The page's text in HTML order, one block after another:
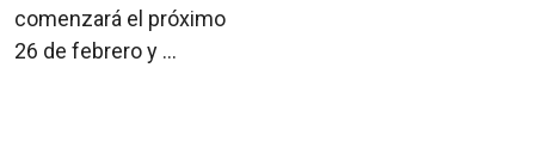
comenzará el próximo
26 de febrero y ...